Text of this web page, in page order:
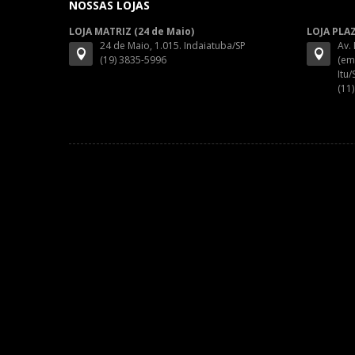
NOSSAS LOJAS
LOJA MATRIZ (24 de Maio)
24 de Maio, 1.015. Indaiatuba/SP
(19) 3835-5996
LOJA
Av.
Itu/